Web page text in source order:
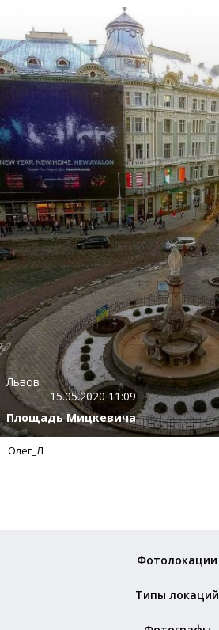
Львов
15.05.2020 11:09
Площадь Мицкевича
Олег_Л
Фотолокации
Типы локаций